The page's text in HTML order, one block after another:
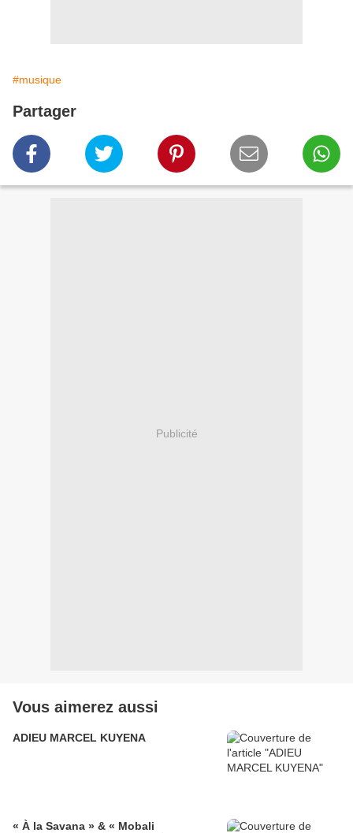
#musique
Partager
Publicité
Vous aimerez aussi
ADIEU MARCEL KUYENA
« À la Savana » & « Mobali